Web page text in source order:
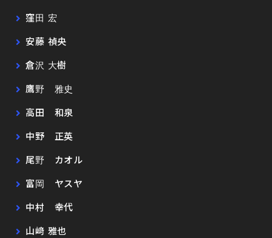
窪田 宏
安藤 禎央
倉沢 大樹
鷹野 雅史
高田 和泉
中野 正英
尾野 カオル
富岡 ヤスヤ
中村 幸代
山﨑 雅也